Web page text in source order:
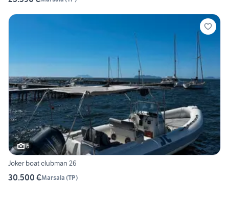
6
Joker boat clubman 26
30.500 €Marsala (TP)